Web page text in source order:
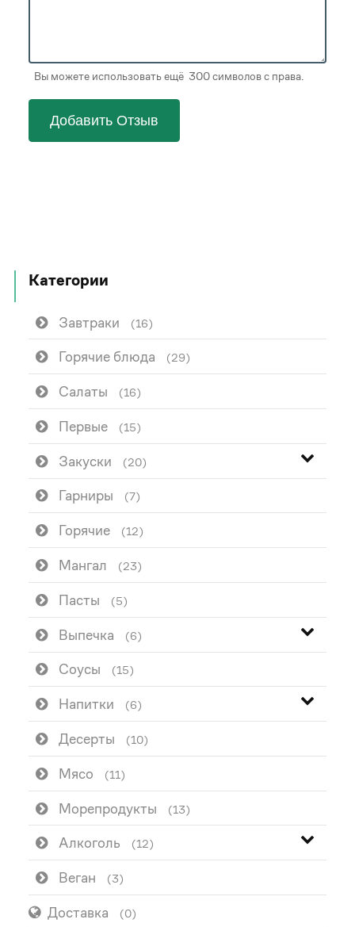
Вы можете использовать ещё 300 символов с права.
Добавить Отзыв
Категории
Завтраки (16)
Горячие блюда (29)
Салаты (16)
Первые (15)
Закуски (20)
Гарниры (7)
Горячие (12)
Мангал (23)
Пасты (5)
Выпечка (6)
Соусы (15)
Напитки (6)
Десерты (10)
Мясо (11)
Морепродукты (13)
Алкоголь (12)
Веган (3)
Доставка (0)